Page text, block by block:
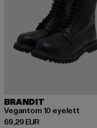
BRANDIT
Vegantom 10 eyelett
69,29 EUR
Derzeitiger Preis: 69,29 EUR